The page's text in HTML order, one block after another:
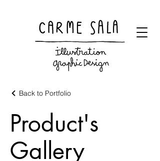
Back to Portfolio
Product's
Gallery